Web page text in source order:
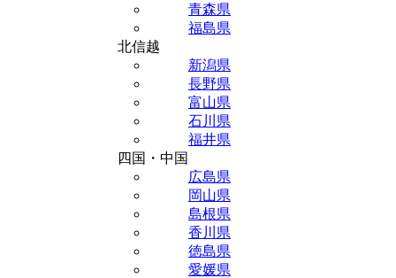
青森県
福島県
北信越
新潟県
長野県
富山県
石川県
福井県
四国・中国
広島県
岡山県
島根県
香川県
徳島県
愛媛県